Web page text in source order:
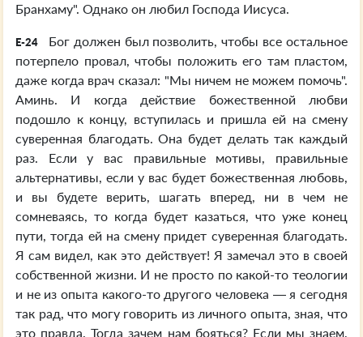
Бранхаму". Однако он любил Господа Иисуса.
E-24
Бог должен был позволить, чтобы все остальное
потерпело провал, чтобы положить его там пластом,
даже когда врач сказал: "Мы ничем не можем помочь".
Аминь. И когда действие божественной любви
подошло к концу, вступилась и пришла ей на смену
суверенная благодать. Она будет делать так каждый
раз. Если у вас правильные мотивы, правильные
альтернативы, если у вас будет божественная любовь,
и вы будете верить, шагать вперед, ни в чем не
сомневаясь, то когда будет казаться, что уже конец
пути, тогда ей на смену придет суверенная благодать.
Я сам видел, как это действует! Я замечал это в своей
собственной жизни. И не просто по какой-то теологии
и не из опыта какого-то другого человека — я сегодня
так рад, что могу говорить из личного опыта, зная, что
это правда. Тогда зачем нам бояться? Если мы знаем,